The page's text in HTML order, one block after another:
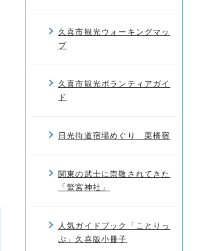
久喜市観光ウォーキングマッ
プ
久喜市観光ボランティアガイ
ド
日光街道宿場めぐり 栗橋宿
関東の武士に崇敬されてきた
「鷲宮神社」
人気ガイドブック「ことりっ
ぷ」久喜版小冊子